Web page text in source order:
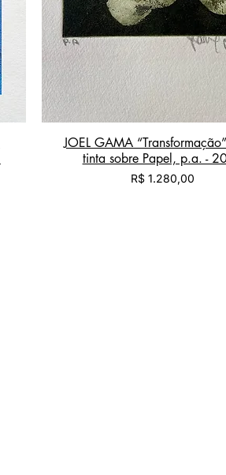
JOEL GAMA
tinta sobre Papel, p.a. -
Preço
R$ 1.280,00